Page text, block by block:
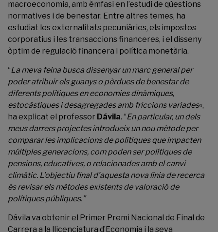
macroeconomia, amb èmfasi en l’estudi de qüestions
normatives i de benestar. Entre altres temes, ha
estudiat les externalitats pecuniàries, els impostos
corporatius i les transaccions financeres, i el disseny
òptim de regulació financera i política monetària.
“La meva feina busca dissenyar un marc general per
poder atribuir els guanys o pèrdues de benestar de
diferents polítiques en economies dinàmiques,
estocàstiques i desagregades amb friccions variades«,
ha explicat el professor Dávila. “En particular, un dels
meus darrers projectes introdueix un nou mètode per
comparar les implicacions de polítiques que impacten
múltiples generacions, com poden ser polítiques de
pensions, educatives, o relacionades amb el canvi
climàtic. L’objectiu final d’aquesta nova línia de recerca
és revisar els mètodes existents de valoració de
polítiques públiques.”
Dávila va obtenir el Primer Premi Nacional de Final de
Carrera a la llicenciatura d’Economia i la seva